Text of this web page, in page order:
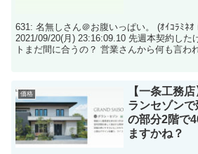
631: 名無しさん＠お腹いっぱい。 (ｵｲｺﾗﾐﾈｵ
2021/09/20(月) 23:16:09.10 先週本契約したけどグリーン住宅ポイン
価格
【一条工務
ランセゾン
の部分2階で
ますかね？